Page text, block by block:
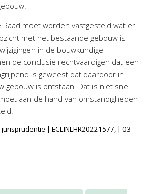
Raad moet worden vastgesteld wat er
met het bestaande gebouw is
in de bouwkundige
de conclusie rechtvaardigen dat een
is geweest dat daardoor in
gebouw is ontstaan. Dat is niet snel
aan de hand van omstandigheden
| ECLINLHR20221577, | 03-